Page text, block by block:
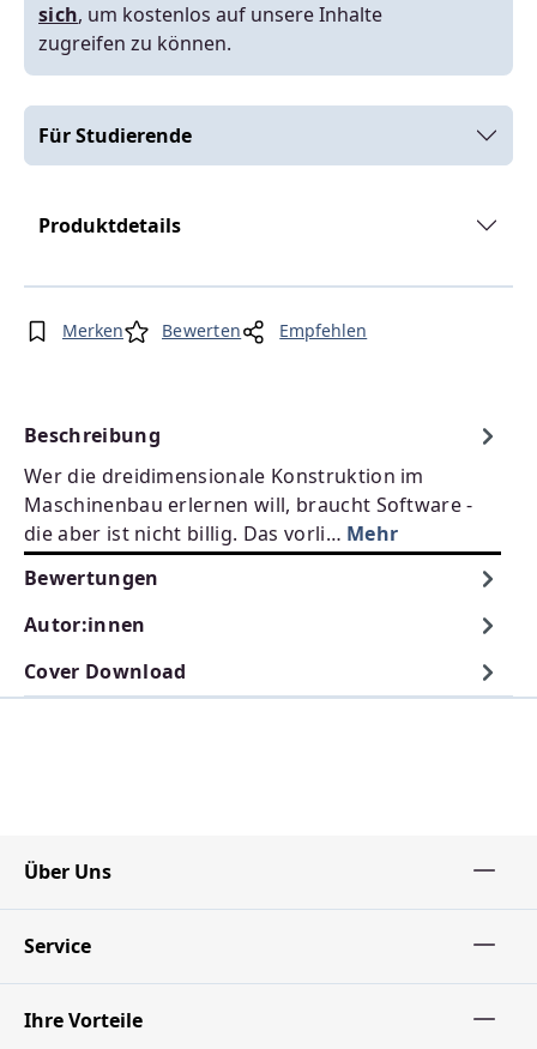
sich, um kostenlos auf unsere Inhalte
zugreifen zu können.
Für Studierende
Produktdetails
Merken Bewerten Empfehlen
Beschreibung
Wer die dreidimensionale Konstruktion im
Maschinenbau erlernen will, braucht Software -
die aber ist nicht billig. Das vorli… Mehr
Bewertungen
Autor:innen
Cover Download
Über Uns
Service
Ihre Vorteile